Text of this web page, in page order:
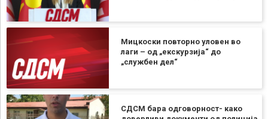
Мицкоски повторно уловен во
лаги – од „екскурзија“ до
„службен дел“
СДСМ бара одговорност- како